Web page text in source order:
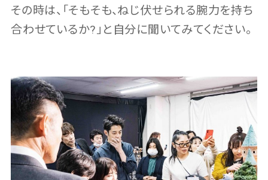
その時は、「そもそも、ねじ伏せられる腕力を持ち
合わせているか?」と自分に聞いてみてください。